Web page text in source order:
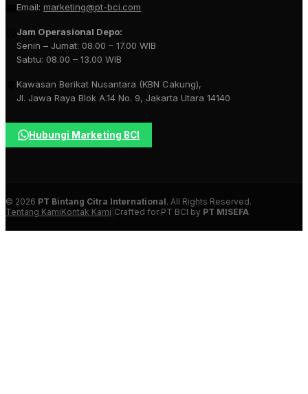
Email: marketing@pt-bci.com
Jam Operasional Depo:
Senin – Jumat: 08.00 – 17.00 WIB
Sabtu: 08.00 – 13.00 WIB
Kawasan Berikat Nusantara (KBN Cakung),
Jl. Jawa Raya Blok A.14 No. 9, Jakarta Utara 14140
Hubungi Marketing BCI
© 2026 PT Bintang Citra International. All Rights Reserved.
Tentang KamiKontak Kami Crafted for PT BCI by PT MISEFA